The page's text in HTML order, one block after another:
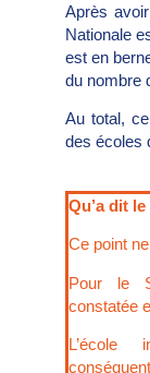
Après
Nationale
est en
du nombre
Au total,
des écoles
Qu’a dit
Ce point
Pour le
constatée
L’école